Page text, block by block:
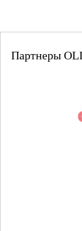
Партнеры